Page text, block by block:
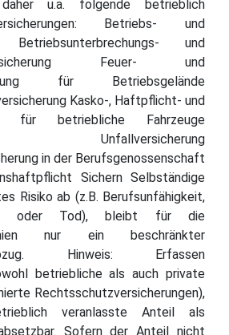
u.a. folgende betrieblich
Betriebs- und
Betriebsunterbrechungs- und
Feuer- und
für Betriebsgelände
Kasko-, Haftpflicht- und
für betriebliche Fahrzeuge
Unfallversicherung
in der Berufsgenossenschaft
Sichern Selbständige
Risiko ab (z.B. Berufsunfähigkeit,
oder Tod), bleibt für die
nur ein beschränkter
Hinweis: Erfassen
betriebliche als auch private
Rechtsschutzversicherungen),
veranlasste Anteil als
Sofern der Anteil nicht